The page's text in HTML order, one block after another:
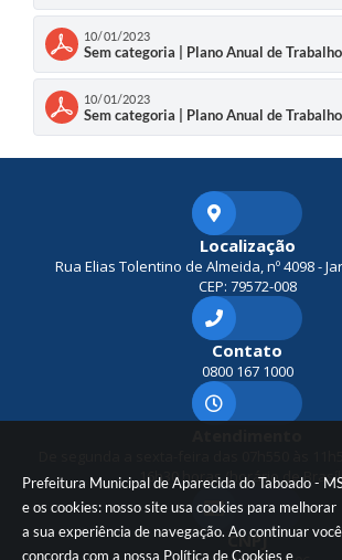
Prefeitura Municipal de Aparecida do Taboado -
e os cookies: nosso site usa cookies para melhorar
a sua experiência de navegação. Ao continuar você
concorda com a nossa Política de Cookies e
10/01/2023
Sem categoria | Plano Anual de
10/01/2023
Sem categoria | Plano Anual de
Localização
Rua Elias Tolentino de Almeida, nº 4098 -
CEP: 79572-008
Contato
0800 167 1000
16h30 horas (horário de
CNPJ